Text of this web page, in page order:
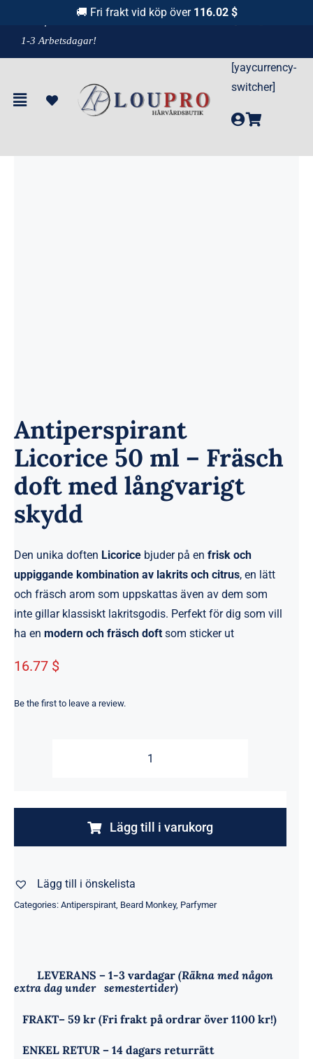
innehållet
& Leverans
1-3 Arbetsdagar!
[yaycurrency-
switcher]
långvarigt skydd
Antiperspirant
Licorice 50 ml – Fräsch
doft med långvarigt
skydd
Den unika doften Licorice bjuder på en frisk och
uppiggande kombination av lakrits och citrus, en lätt
och fräsch arom som uppskattas även av dem som
inte gillar klassiskt lakritsgodis. Perfekt för dig som vill
ha en modern och fräsch doft som sticker ut
16.77 $
Be the first to leave a review.
Antiperspirant
50
ml
–
med
Lägg till i varukorg
Lägg till i önskelista
Categories: Antiperspirant Beard Monkey, Parfymer
LEVERANS – 1-3 vardagar (Räkna med någon
extra dag under semestertider)
FRAKT– 59 kr (Fri frakt på ordrar över 1100 kr!)
ENKEL RETUR – 14 dagars returrätt
🚚 Fri frakt vid köp över 116.02 $